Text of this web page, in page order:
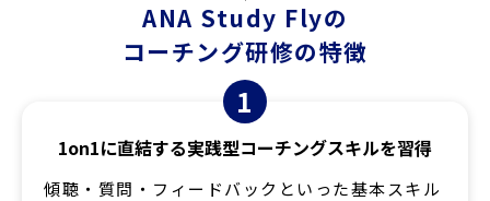
ANA Study Flyの
コーチング研修の特徴
1
1on1に直結する実践型コーチングスキルを習得
傾聴・質問・フィードバックといった基本スキル